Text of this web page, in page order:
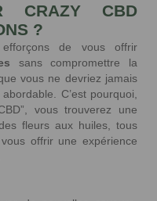
CRAZY CBD
?
de vous offrir
sans compromettre la
vous ne devriez jamais
C’est pourquoi,
vous trouverez une
fleurs aux huiles, tous
offrir une expérience